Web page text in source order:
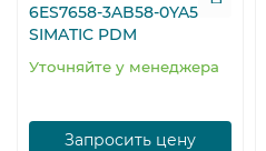
6ES7658-3AB58-0YA5
SIMATIC PDM
Уточняйте у менеджера
Запросить цену